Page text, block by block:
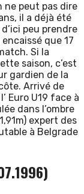
ne peut pas dire
il a déjà été
peu prendre
que 17
Si la
saison, c’est
gardien de la
Arrivé de
Euro U19 face à
dans l’ombre
expert des
à Belgrade